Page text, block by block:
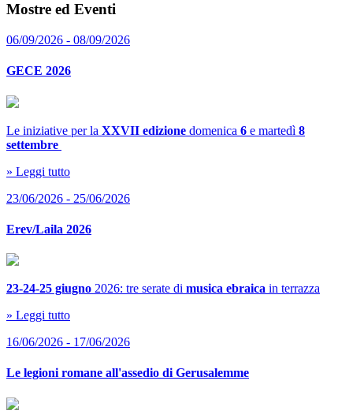
Mostre ed Eventi
06/09/2026 - 08/09/2026
GECE 2026
Le iniziative per la XXVII edizione domenica 6 e martedì 8
settembre
» Leggi tutto
23/06/2026 - 25/06/2026
Erev/Laila 2026
23-24-25 giugno 2026: tre serate di musica ebraica in terrazza
» Leggi tutto
16/06/2026 - 17/06/2026
Le legioni romane all'assedio di Gerusalemme